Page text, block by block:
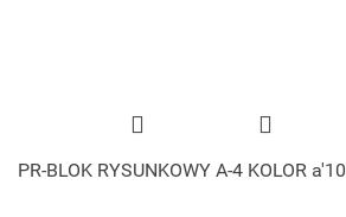
PR-BLOK RYSUNKOWY A-4 KOLOR a'10